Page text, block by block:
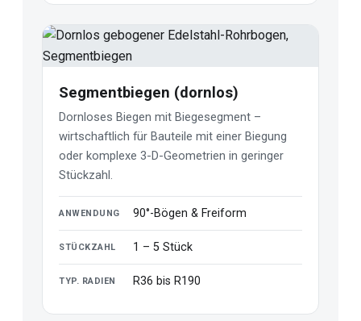
Segmentbiegen (dornlos)
Dornloses Biegen mit Biegesegment –
wirtschaftlich für Bauteile mit einer Biegung
oder komplexe 3-D-Geometrien in geringer
Stückzahl.
ANWENDUNG 90°-Bögen & Freiform
STÜCKZAHL 1 – 5 Stück
TYP. RADIEN R36 bis R190